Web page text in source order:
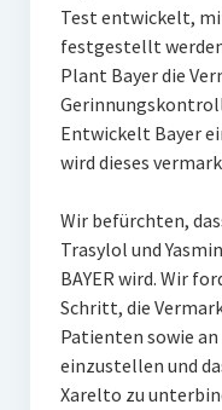
Test entwickelt,
festgestellt
Plant Bayer die
Entwickelt Bayer
wird dieses
Wir befürchten,
Trasylol und
BAYER wird. Wir
Schritt, die
Patienten sowie
einzustellen und
Xarelto zu